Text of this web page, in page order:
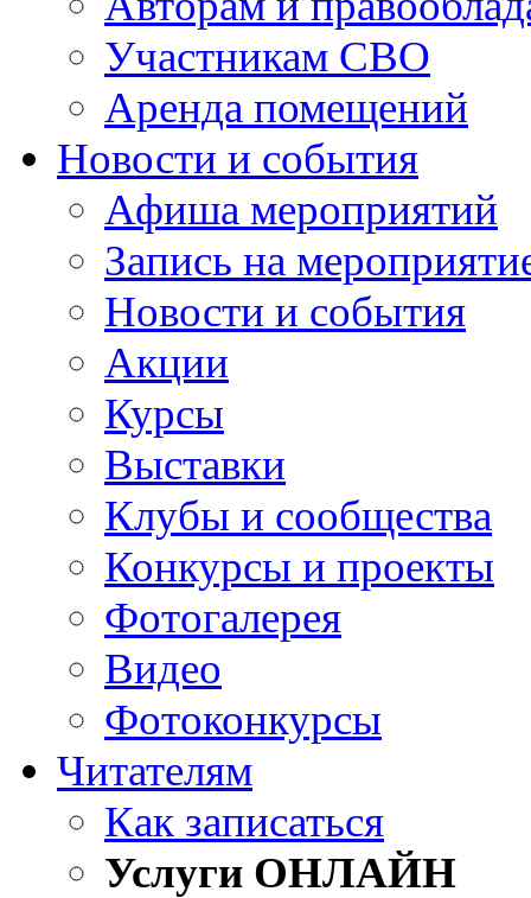
Участникам СВО
Аренда помещений
Новости и события
Афиша мероприятий
Запись на
Новости и события
Акции
Курсы
Выставки
Клубы и сообщества
Конкурсы и проекты
Фотогалерея
Видео
Фотоконкурсы
Читателям
Как записаться
Услуги ОНЛАЙН